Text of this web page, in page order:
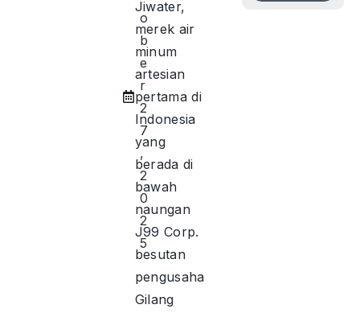
o
b
e
r
2
7
,
2
0
2
5
Jiwater,
merek air
minum
artesian
pertama di
Indonesia
yang
berada di
bawah
naungan
J99 Corp.
besutan
pengusaha
Gilang